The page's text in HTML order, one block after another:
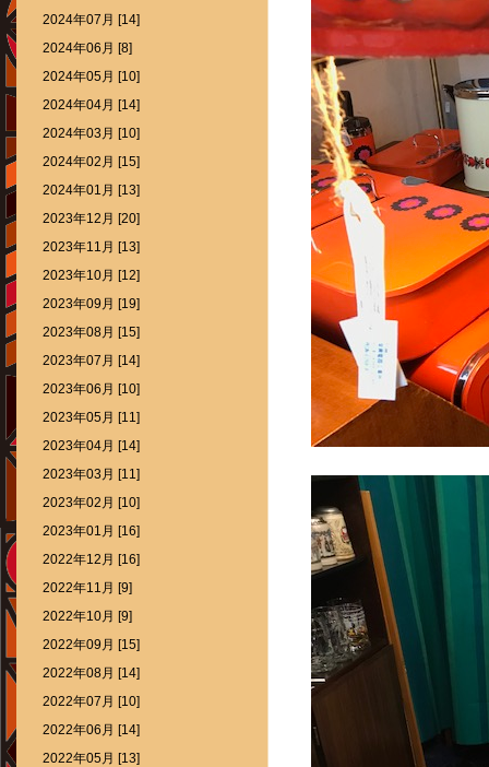
2024年07月 [14]
2024年06月 [8]
2024年05月 [10]
2024年04月 [14]
2024年03月 [10]
2024年02月 [15]
2024年01月 [13]
2023年12月 [20]
2023年11月 [13]
2023年10月 [12]
2023年09月 [19]
2023年08月 [15]
2023年07月 [14]
2023年06月 [10]
2023年05月 [11]
2023年04月 [14]
2023年03月 [11]
2023年02月 [10]
2023年01月 [16]
2022年12月 [16]
2022年11月 [9]
2022年10月 [9]
2022年09月 [15]
2022年08月 [14]
2022年07月 [10]
2022年06月 [14]
2022年05月 [13]